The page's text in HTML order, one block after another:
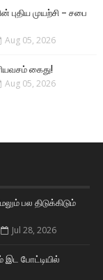
முயற்சி – சபை
Aug 05, 2026
கைது!
Aug 05, 2026
பல திடுக்கிடும்
Jul 28, 2026
இட போட்டியில்